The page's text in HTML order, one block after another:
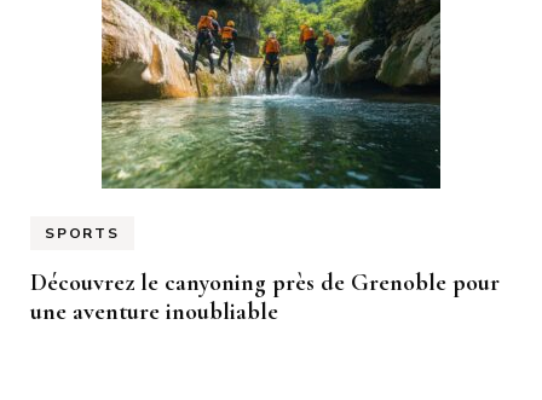
SPORTS
Découvrez le canyoning près de Grenoble pour
une aventure inoubliable